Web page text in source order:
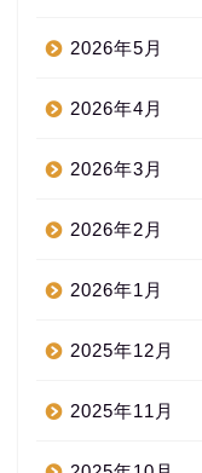
2026年5月
2026年4月
2026年3月
2026年2月
2026年1月
2025年12月
2025年11月